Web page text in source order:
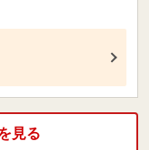
見る